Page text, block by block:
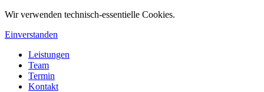
Wir verwenden technisch-essentielle Cookies.
Einverstanden
Leistungen
Team
Termin
Kontakt